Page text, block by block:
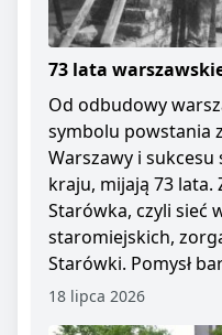
73 lata
Od odbudowy
symbolu powstania
Warszawy i
kraju, mijają 73 lata.
Starówka, czyli sieć
staromiejskich,
Starówki. Pomysł
18 lipca 2026